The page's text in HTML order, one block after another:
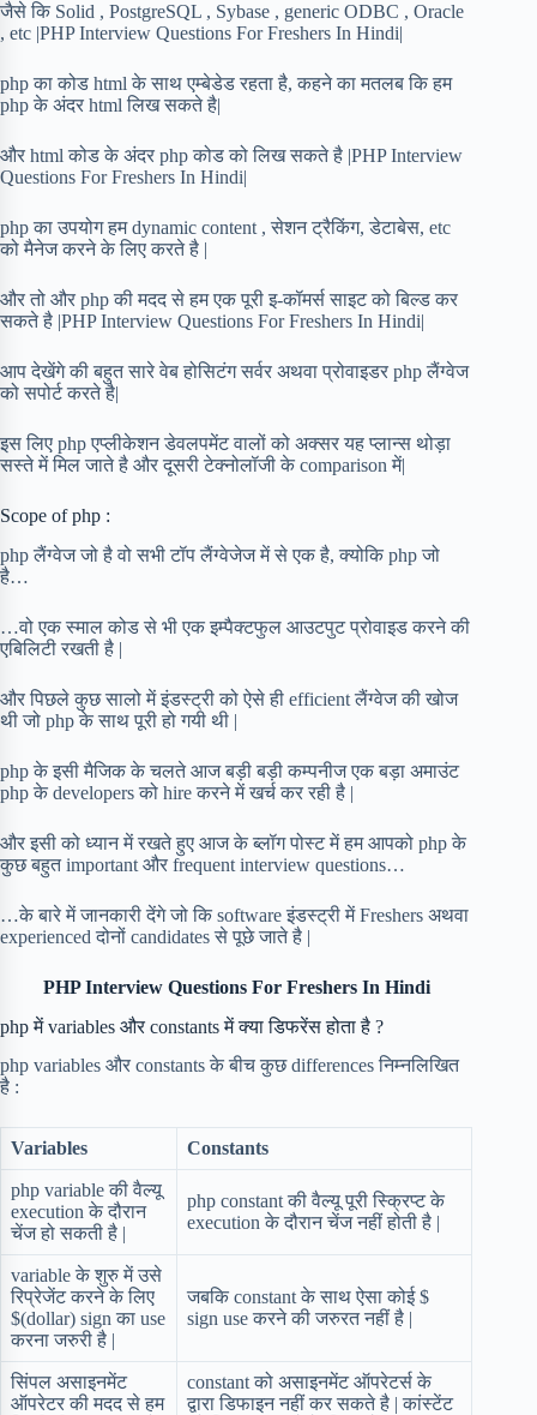
जैसे कि Solid , PostgreSQL , Sybase , generic ODBC , Oracle
, etc |PHP Interview Questions For Freshers In Hindi|
php का कोड html के साथ एम्बेडेड रहता है, कहने का मतलब कि हम
php के अंदर html लिख सकते है|
और html कोड के अंदर php कोड को लिख सकते है |PHP Interview
Questions For Freshers In Hindi|
php का उपयोग हम dynamic content , सेशन ट्रैकिंग, डेटाबेस, etc
को मैनेज करने के लिए करते है |
और तो और php की मदद से हम एक पूरी इ-कॉमर्स साइट को बिल्ड कर
सकते है |PHP Interview Questions For Freshers In Hindi|
आप देखेंगे की बहुत सारे वेब होसिटंग सर्वर अथवा प्रोवाइडर php लैंग्वेज
को सपोर्ट करते है|
इस लिए php एप्लीकेशन डेवलपमेंट वालों को अक्सर यह प्लान्स थोड़ा
सस्ते में मिल जाते है और दूसरी टेक्नोलॉजी के comparison में|
Scope of php :
php लैंग्वेज जो है वो सभी टॉप लैंग्वेजेज में से एक है, क्योकि php जो
है…
…वो एक स्माल कोड से भी एक इम्पैक्टफुल आउटपुट प्रोवाइड करने की
एबिलिटी रखती है |
और पिछले कुछ सालो में इंडस्ट्री को ऐसे ही efficient लैंग्वेज की खोज
थी जो php के साथ पूरी हो गयी थी |
php के इसी मैजिक के चलते आज बड़ी बड़ी कम्पनीज एक बड़ा अमाउंट
php के developers को hire करने में खर्च कर रही है |
और इसी को ध्यान में रखते हुए आज के ब्लॉग पोस्ट में हम आपको php के
कुछ बहुत important और frequent interview questions…
…के बारे में जानकारी देंगे जो कि software इंडस्ट्री में Freshers अथवा
experienced दोनों candidates से पूछे जाते है |
PHP Interview Questions For Freshers In Hindi
php में variables और constants में क्या डिफरेंस होता है ?
php variables और constants के बीच कुछ differences निम्नलिखित
है :
Variables Constants
php variable की वैल्यू
execution के दौरान
चेंज हो सकती है |
php constant की वैल्यू पूरी स्क्रिप्ट के
execution के दौरान चेंज नहीं होती है |
variable के शुरु में उसे
रिप्रेजेंट करने के लिए
$(dollar) sign का use
करना जरुरी है |
जबकि constant के साथ ऐसा कोई $
sign use करने की जरुरत नहीं है |
सिंपल असाइनमेंट
ऑपरेटर की मदद से हम
constant को असाइनमेंट ऑपरेटर्स के
द्वारा डिफाइन नहीं कर सकते है | कांस्टेंट